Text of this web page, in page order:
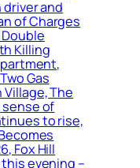
and
of Charges
Killing
Gas
Village, The
of
to rise,
Fox Hill
evening –